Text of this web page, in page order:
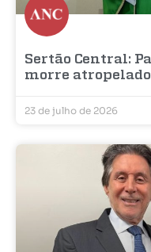
Sertão Central:
morre
23 de julho de 2026